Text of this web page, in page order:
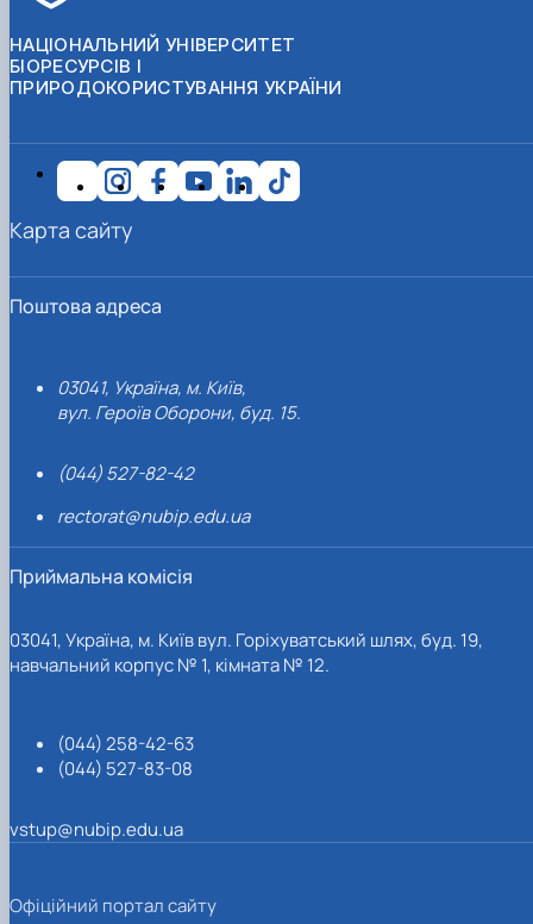
НАЦІОНАЛЬНИЙ УНІВЕРСИТЕТ
БІОРЕСУРСІВ І
ПРИРОДОКОРИСТУВАННЯ УКРАЇНИ
Поштова адреса
03041, Україна, м. Київ,
вул. Героїв Оборони, буд. 15.
(044) 527-82-42
rectorat@nubip.edu.ua
Приймальна комісія
03041, Україна, м. Київ вул. Горіхуватський шлях, буд. 19,
навчальний корпус № 1, кімната № 12.
(044) 258-42-63
(044) 527-83-08
vstup@nubip.edu.ua
Карта сайту
Офіційний портал сайту